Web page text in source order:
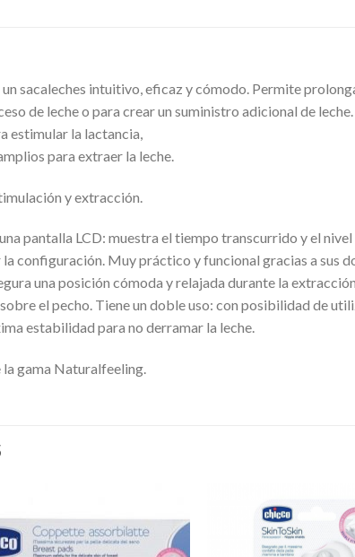
sacaleches intuitivo, eficaz y cómodo. Permite
de leche o para crear un suministro adicional de
estimular la lactancia,
para extraer la leche.
y extracción.
pantalla LCD: muestra el tiempo transcurrido y el
configuración. Muy práctico y funcional gracias a sus
una posición cómoda y relajada durante la
el pecho. Tiene un doble uso: con posibilidad de
estabilidad para no derramar la leche.
gama Naturalfeeling.